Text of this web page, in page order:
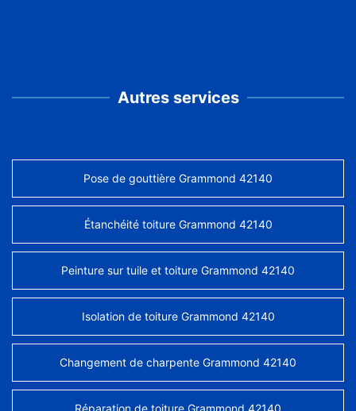
Autres services
Pose de gouttière Grammond 42140
Étanchéité toiture Grammond 42140
Peinture sur tuile et toiture Grammond 42140
Isolation de toiture Grammond 42140
Changement de charpente Grammond 42140
Réparation de toiture Grammond 42140